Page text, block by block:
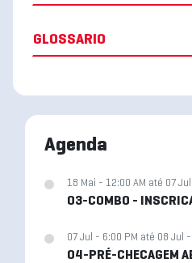
GLOSSARIO
Agenda
18 Mai - 12:00 AM até 07
03-COMBO -
07 Jul - 6:00 PM até 08 Jul -
04-PRÉ-CHECAGEM